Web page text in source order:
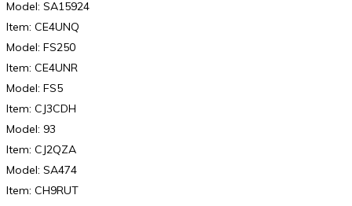
Model: SA15924
Item: CE4UNQ
Model: FS250
Item: CE4UNR
Model: FS5
Item: CJ3CDH
Model: 93
Item: CJ2QZA
Model: SA474
Item: CH9RUT